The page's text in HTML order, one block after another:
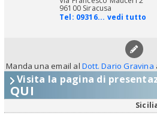
96100 Siracusa
Tel: 09316... vedi tutto
Manda una email alDott. Dario Gravina
Visita la pagina di
QUI